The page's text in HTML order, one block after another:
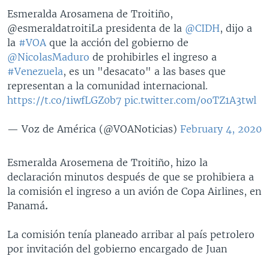
Esmeralda Arosamena de Troitiño,
@esmeraldatroitiLa presidenta de la @CIDH, dijo a
la #VOA que la acción del gobierno de
@NicolasMaduro de prohibirles el ingreso a
#Venezuela, es un "desacato" a las bases que
representan a la comunidad internacional.
https://t.co/1iwfLGZ0b7 pic.twitter.com/ooTZ1A3twl
— Voz de América (@VOANoticias) February 4, 2020
Esmeralda Arosemena de Troitiño, hizo la
declaración minutos después de que se prohibiera a
la comisión el ingreso a un avión de Copa Airlines, en
Panamá.
La comisión tenía planeado arribar al país petrolero
por invitación del gobierno encargado de Juan